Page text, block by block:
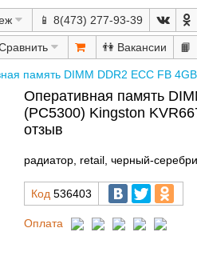
📱 8(473) 277-93-39
👫 📙
память DIMM DDR2 ECC FB
Оперативная память
(PC5300) Kingston
отзыв
радиатор, retail, черный-
Код 536403
Оплата